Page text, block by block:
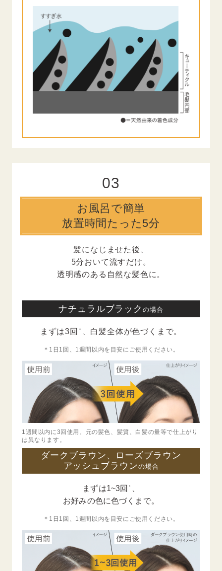
03
お風呂で簡単
放置時間たった5分
髪になじませた後、
5分おいて流すだけ。
透明感のある自然な髪色に。
ナチュラルブラックの場合
まずは3回 ＊ 白髪全体が色づくまで。
＊1日1回、1週間以内を目安にご使用ください。
1週間以内に3回使用。元の髪色、髪質、白髪の量等で仕上がり
は異なります。
ダークブラウン、ローズブラウン
アッシュブラウンの場合
まずは1~3回 ＊
お好みの色に色づくまで。
＊1日1回、1週間以内を目安にご使用ください。